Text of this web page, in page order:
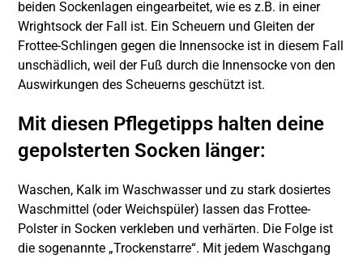
beiden Sockenlagen eingearbeitet, wie es z.B. in einer
Wrightsock der Fall ist. Ein Scheuern und Gleiten der
Frottee-Schlingen gegen die Innensocke ist in diesem Fall
unschädlich, weil der Fuß durch die Innensocke von den
Auswirkungen des Scheuerns geschützt ist.
Mit diesen Pflegetipps halten deine
gepolsterten Socken länger:
Waschen, Kalk im Waschwasser und zu stark dosiertes
Waschmittel (oder Weichspüler) lassen das Frottee-
Polster in Socken verkleben und verhärten. Die Folge ist
die sogenannte „Trockenstarre“. Mit jedem Waschgang